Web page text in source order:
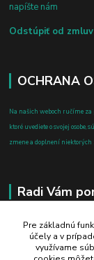
napíšte nám
Odstúpiť od
OCHRANA
Na našich weboch ručíme
ktoré uvediete o svojej osobe,
zmene a doplnení niektorých
Radi Vám
+421 908
po-pia: 8.00 - 16.00
Pre základnú
účely a v
využívame